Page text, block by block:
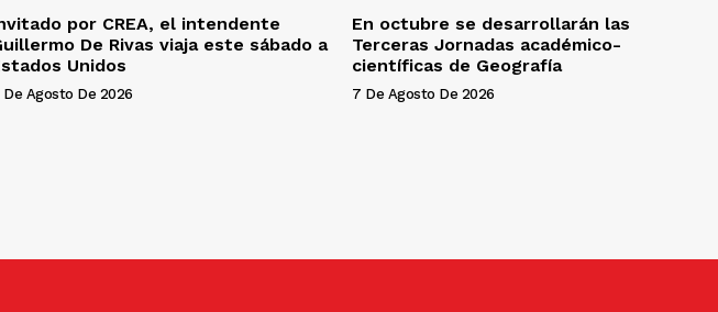
por CREA, el intendente
De Rivas viaja este sábado a
Unidos
De Agosto De 2026
En octubre se desarrollarán las
Terceras Jornadas académico-
científicas de Geografía
7 De Agosto De 2026